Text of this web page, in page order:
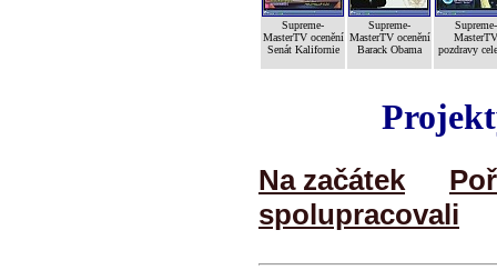
Supreme-
MasterTV ocenění
Senát Kalifornie
Supreme-
MasterTV ocenění
Barack Obama
Supreme-
MasterTV
pozdravy
Na začátek
spolupracovali